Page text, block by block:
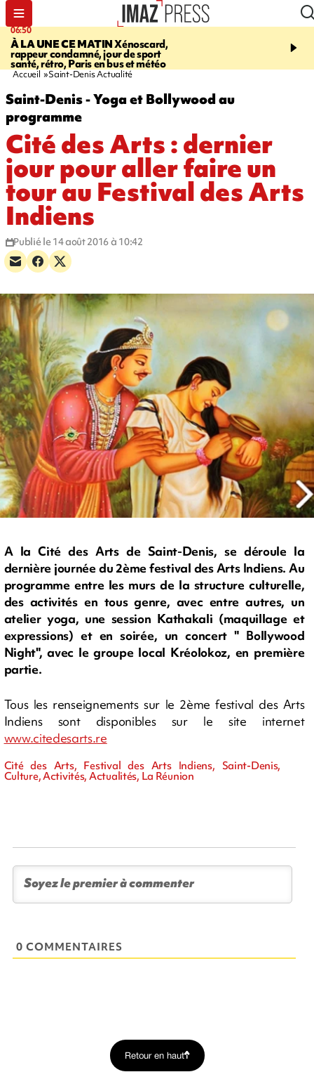
06:50
À LA UNE CE MATINXénoscard,
rappeur condamné, jour de sport
santé, rétro, Paris en bus et météo
08:53
Jour de
2026 - bouger,
Accueil Saint-Denis Actualité
Saint-Denis - Yoga et Bollywood au
programme
Cité des Arts : dernier
jour pour aller faire un
tour au Festival des Arts
Indiens
Publié le 14 août 2016 à 10:42
A la Cité des Arts de Saint-Denis, se déroule la
dernière journée du 2ème festival des Arts Indiens. Au
programme entre les murs de la structure culturelle,
des activités en tous genre, avec entre autres, un
atelier yoga, une session Kathakali (maquillage et
expressions) et en soirée, un concert " Bollywood
Night", avec le groupe local Kréolokoz, en première
partie.
Tous les renseignements sur le 2ème festival des Arts
Indiens sont disponibles sur le site internet
www.citedesarts.re
Cité des Arts, Festival des Arts Indiens, Saint-Denis,
Culture, Activités, Actualités, La Réunion
0 COMMENTAIRES
Retour en haut